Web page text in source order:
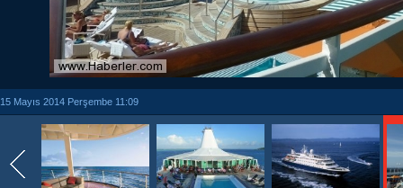
15 Mayıs 2014 Perşembe 11:09